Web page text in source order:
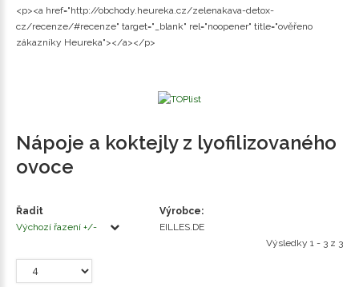
<p><a href="http://obchody.heureka.cz/zelenakava-detox-
cz/recenze/#recenze" target="_blank" rel="noopener" title="ověřeno
zákazníky Heureka"></a></p>
Nápoje a koktejly z lyofilizovaného
ovoce
Řadit
Výchozí řazení +/-
Výrobce:
EILLES.DE
Výsledky 1 - 3 z 3